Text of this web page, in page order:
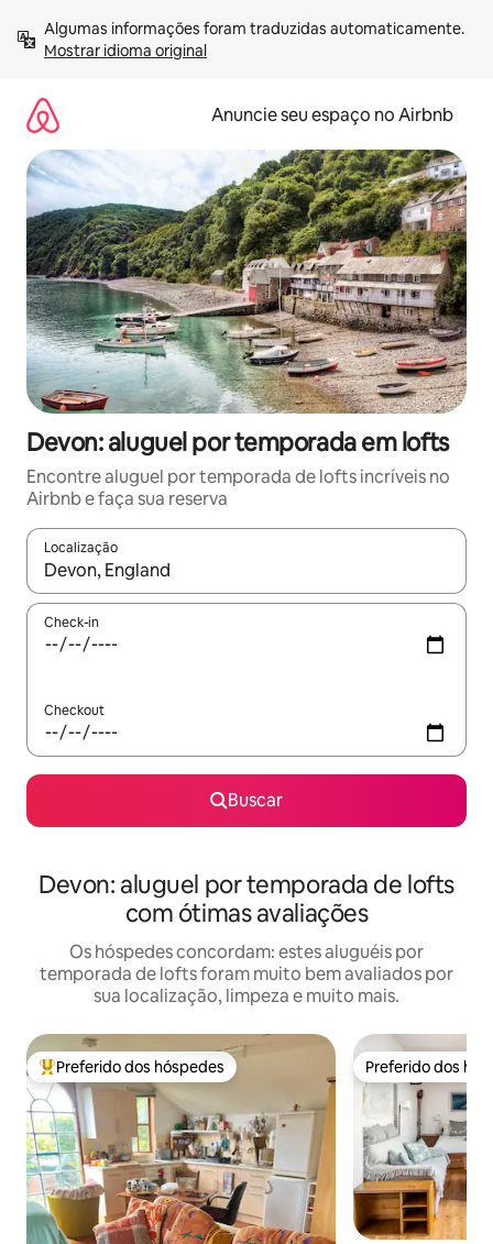
para
Mostrar idioma original
Anuncie seu espaço no Airbnb
Devon: aluguel por temporada em lofts
Encontre aluguel por temporada de lofts incríveis no
Airbnb e faça sua reserva
Localização
Quando os resultados estiverem disponíveis, explore-os
Check-in
Checkout
Buscar
Devon: aluguel por temporada de lofts
com ótimas avaliações
Os hóspedes concordam: estes aluguéis por
temporada de lofts foram muito bem avaliados por
sua localização, limpeza e muito mais.
Entre os melhores preferidos dos hóspedes
Preferido dos hóspedes Preferido dos
Preferido dos